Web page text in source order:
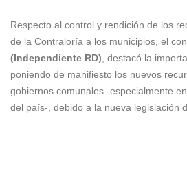
Respecto al control y rendición de los
de la Contraloría a los municipios, el
(Independiente RD), destacó la
poniendo de manifiesto los nuevos
gobiernos comunales -especialmente
del país-, debido a la nueva legislación